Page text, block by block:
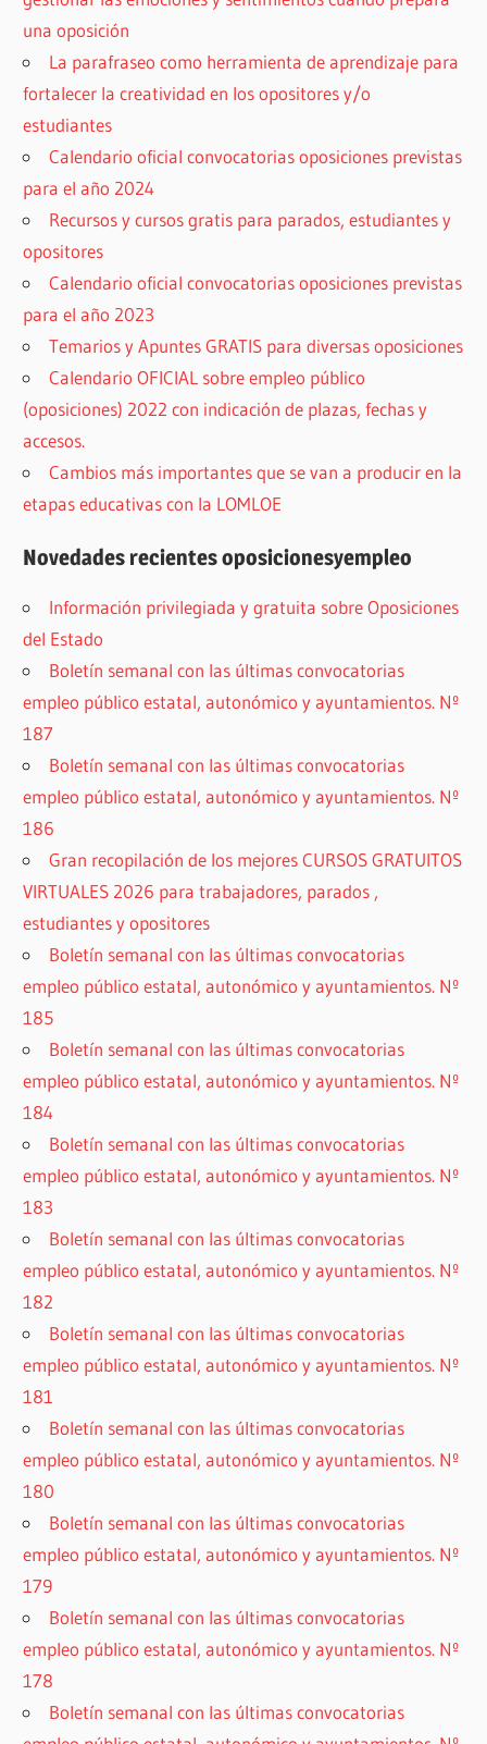
una oposición
La parafraseo como herramienta de aprendizaje para
fortalecer la creatividad en los opositores y/o
estudiantes
Calendario oficial convocatorias oposiciones previstas
para el año 2024
Recursos y cursos gratis para parados, estudiantes y
opositores
Calendario oficial convocatorias oposiciones previstas
para el año 2023
Temarios y Apuntes GRATIS para diversas oposiciones
Calendario OFICIAL sobre empleo público
(oposiciones) 2022 con indicación de plazas, fechas y
accesos.
Cambios más importantes que se van a producir en la
etapas educativas con la LOMLOE
Novedades recientes oposicionesyempleo
Información privilegiada y gratuita sobre Oposiciones
del Estado
Boletín semanal con las últimas convocatorias
empleo público estatal, autonómico y ayuntamientos. Nº
187
Boletín semanal con las últimas convocatorias
empleo público estatal, autonómico y ayuntamientos. Nº
186
Gran recopilación de los mejores CURSOS GRATUITOS
VIRTUALES 2026 para trabajadores, parados ,
estudiantes y opositores
Boletín semanal con las últimas convocatorias
empleo público estatal, autonómico y ayuntamientos. Nº
185
Boletín semanal con las últimas convocatorias
empleo público estatal, autonómico y ayuntamientos. Nº
184
Boletín semanal con las últimas convocatorias
empleo público estatal, autonómico y ayuntamientos. Nº
183
Boletín semanal con las últimas convocatorias
empleo público estatal, autonómico y ayuntamientos. Nº
182
Boletín semanal con las últimas convocatorias
empleo público estatal, autonómico y ayuntamientos. Nº
181
Boletín semanal con las últimas convocatorias
empleo público estatal, autonómico y ayuntamientos. Nº
180
Boletín semanal con las últimas convocatorias
empleo público estatal, autonómico y ayuntamientos. Nº
179
Boletín semanal con las últimas convocatorias
empleo público estatal, autonómico y ayuntamientos. Nº
178
Boletín semanal con las últimas convocatorias